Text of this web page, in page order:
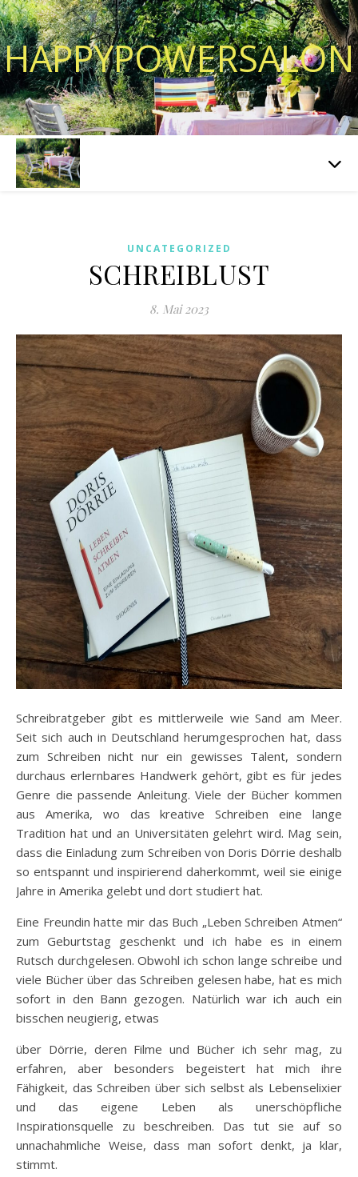
HAPPYPOWERSALON
UNCATEGORIZED
SCHREIBLUST
8. Mai 2023
Schreibratgeber gibt es mittlerweile wie Sand am Meer.
Seit sich auch in Deutschland herumgesprochen hat, dass
zum Schreiben nicht nur ein gewisses Talent, sondern
durchaus erlernbares Handwerk gehört, gibt es für jedes
Genre die passende Anleitung. Viele der Bücher kommen
aus Amerika, wo das kreative Schreiben eine lange
Tradition hat und an Universitäten gelehrt wird. Mag sein,
dass die Einladung zum Schreiben von Doris Dörrie deshalb
so entspannt und inspirierend daherkommt, weil sie einige
Jahre in Amerika gelebt und dort studiert hat.
Eine Freundin hatte mir das Buch „Leben Schreiben Atmen“
zum Geburtstag geschenkt und ich habe es in einem
Rutsch durchgelesen. Obwohl ich schon lange schreibe und
viele Bücher über das Schreiben gelesen habe, hat es mich
sofort in den Bann gezogen. Natürlich war ich auch ein
bisschen neugierig, etwas
über Dörrie, deren Filme und Bücher ich sehr mag, zu
erfahren, aber besonders begeistert hat mich ihre
Fähigkeit, das Schreiben über sich selbst als Lebenselixier
und das eigene Leben als unerschöpfliche
Inspirationsquelle zu beschreiben. Das tut sie auf so
unnachahmliche Weise, dass man sofort denkt, ja klar,
stimmt.